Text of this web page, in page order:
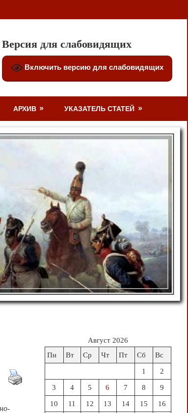
Версия для слабовидящих
Включить версию для слабовидящих
АРХИВ УКАЗАТЕЛЬ СТАТЕЙ
Август 2026
Пн
Вт Ср Чт Пт Сб Вс
1 2
3 4 5 6 7 8 9
10 11 12 13 14 15 16